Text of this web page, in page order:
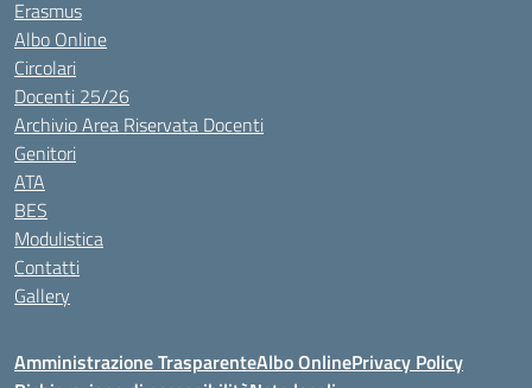
Erasmus
Albo Online
Circolari
Docenti 25/26
Archivio Area Riservata Docenti
Genitori
ATA
BES
Modulistica
Contatti
Gallery
Amministrazione TrasparenteAlbo OnlinePrivacy Policy